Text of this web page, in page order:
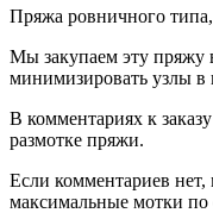
Пряжа ровничного
Мы закупаем эту пряжу
минимизировать узлы в
В комментариях к
размотке пряжи.
Если комментариев
максимальные мотки